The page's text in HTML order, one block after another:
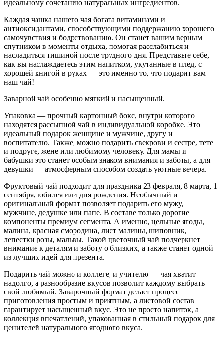
идеальному сочетанию натуральных ингредиентов.
Каждая чашка нашего чая богата витаминами и
антиоксидантами, способствующими поддержанию хорошего
самочувствия и бодрствованию. Он станет вашим верным
спутником в моменты отдыха, помогая расслабиться и
насладиться тишиной после трудного дня. Представьте себе,
как вы наслаждаетесь этим напитком, укутанные в плед, с
хорошей книгой в руках — это именно то, что подарит вам
наш чай!
Заварной чай особенно мягкий и насыщенный.
Упаковка — прочный картонный бокс, внутри которого
находятся рассыпной чай в индивидуальной коробке. Это
идеальный подарок женщине и мужчине, другу и
воспитателю. Также, можно подарить свекрови и сестре, тете
и подруге, жене или любимому человеку. Для мамы и
бабушки это станет особым знаком внимания и заботы, а для
девушки — атмосферным способом создать уютные вечера.
Фруктовый чай подходит для праздника 23 февраля, 8 марта, 1
сентября, юбилея или дня рождения. Необычный и
оригинальный формат позволяет подарить его мужу,
мужчине, дедушке или папе. В составе только дорогие
компоненты премиум сегмента. А именно, цельные ягоды,
малина, красная смородина, лист малины, шиповник,
лепестки розы, мальвы. Такой цветочный чай подчеркнет
внимание к деталям и заботу о близких, а также станет одной
из лучших идей для презента.
Подарить чай можно и коллеге, и учителю — чая хватит
надолго, а разнообразие вкусов позволит каждому выбрать
свой любимый. Заварочный формат делает процесс
приготовления простым и приятным, а листовой состав
гарантирует насыщенный вкус. Это не просто напиток, а
коллекция впечатлений, упакованная в стильный подарок для
ценителей натурального ягодного вкуса.